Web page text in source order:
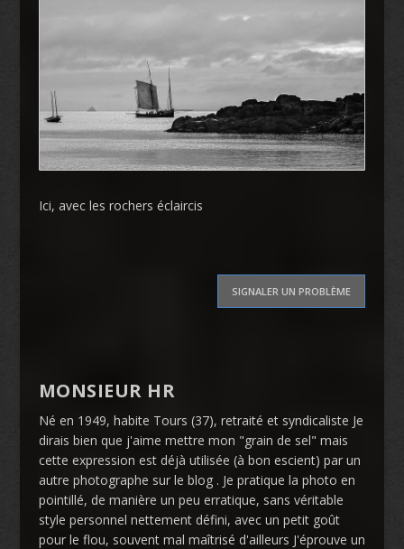
Ici, avec les rochers éclaircis
SIGNALER UN PROBLÈME
MONSIEUR HR
Né en 1949, habite Tours (37), retraité et syndicaliste Je
dirais bien que j'aime mettre mon "grain de sel" mais
cette expression est déjà utilisée (à bon escient) par un
autre photographe sur le blog . Je pratique la photo en
pointillé, de manière un peu erratique, sans véritable
style personnel nettement défini, avec un petit goût
pour le flou, souvent mal maîtrisé d'ailleurs J'éprouve un